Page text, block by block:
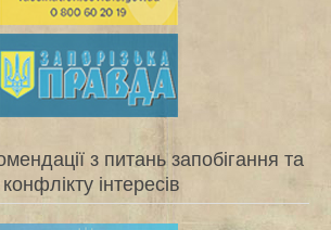
з питань запобігання та
інтересів